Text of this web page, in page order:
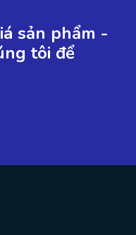
sản phẩm -
tôi để